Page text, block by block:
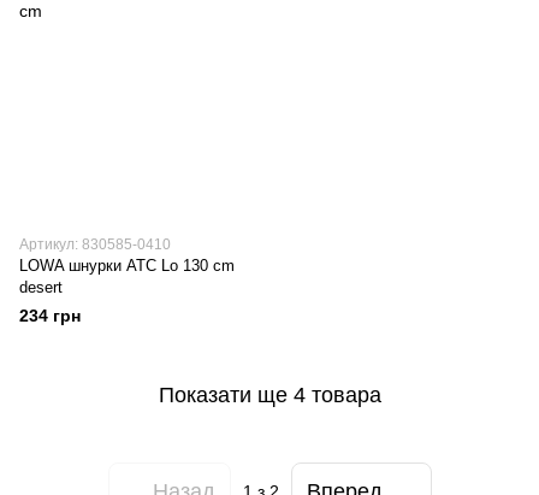
Артикул: 830585-0410
LOWA шнурки ATC Lo 130 cm
desert
234 грн
Показати ще 4 товара